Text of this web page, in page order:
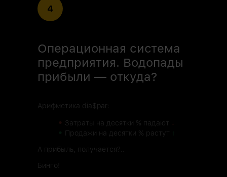
4
Операционная система
предприятия. Водопады
прибыли — откуда?
Арифметика dia$par:
• Затраты на десятки % падают
Продажи на десятки % растут
А прибыль, получается?..
Бинго!